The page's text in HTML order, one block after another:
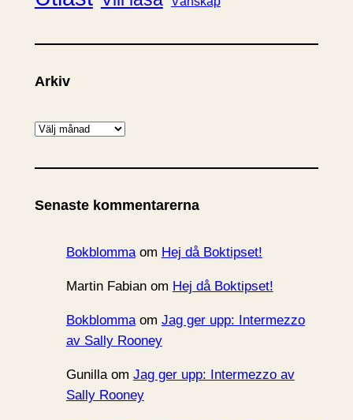
Arkiv
A
k
v
Senaste kommentarerna
Bokblommaom Hej då Boktipset!
Martin Fabianom Hej då Boktipset!
Bokblommaom Jag ger upp: Intermezzo
av Sally Rooney
Gunillaom Jag ger upp: Intermezzo av
Sally Rooney